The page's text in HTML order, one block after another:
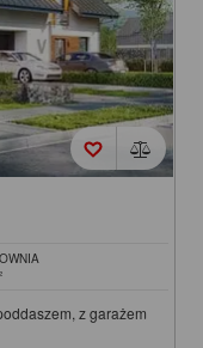
z garażem